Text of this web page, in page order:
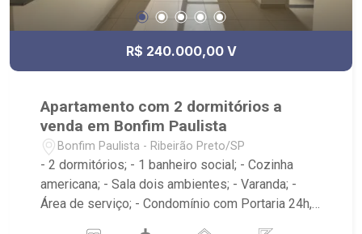
R$ 240.000,00 V
Apartamento com 2 dormitórios a
venda em Bonfim Paulista
Bonfim Paulista - Ribeirão Preto/SP
- 2 dormitórios; - 1 banheiro social; - Cozinha
americana; - Sala dois ambientes; - Varanda; -
Área de serviço; - Condomínio com Portaria 24h,